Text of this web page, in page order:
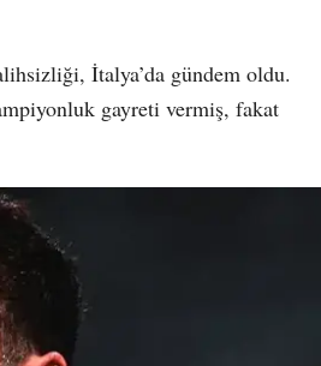
İtalya’da gündem oldu.
gayreti vermiş, fakat